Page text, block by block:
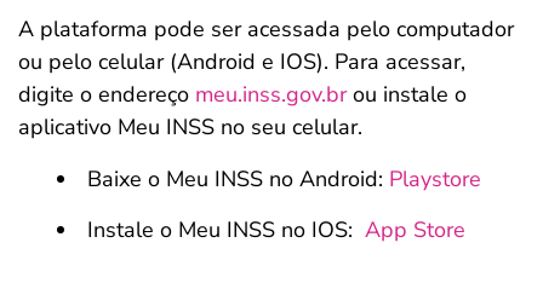
A plataforma pode ser acessada pelo computador
ou pelo celular (Android e IOS). Para acessar,
digite o endereço meu.inss.gov.brou instale o
aplicativo Meu INSS no seu celular.
Baixe o Meu INSS no Android: Playstore
Instale o Meu INSS no IOS: App Store